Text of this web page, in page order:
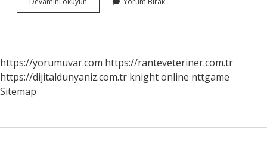
Kelimeler
https://yorumuvar.com https://ranteveteriner.com.tr
https://dijitaldunyaniz.com.tr knight online nttgame
Sitemap